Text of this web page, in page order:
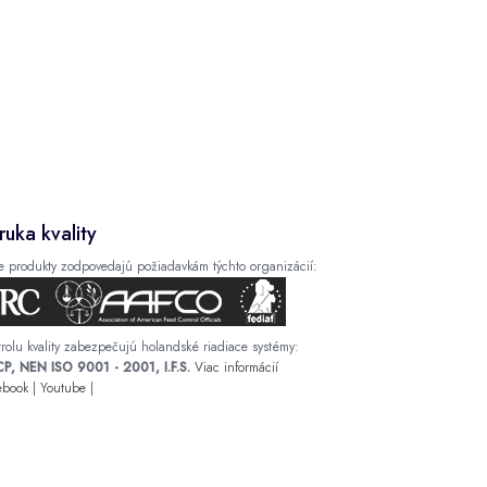
kvality
produkty zodpovedajú požiadavkám týchto organizácií:
kvality zabezpečujú holandské riadiace systémy:
NEN ISO 9001 - 2001, I.F.S. Viac informácií
| Youtube |